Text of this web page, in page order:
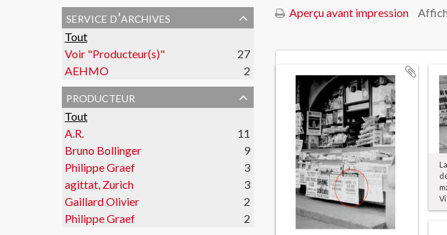
service d'archives
Tout
Voir "Producteur(s)"
27
AEHMO
2
producteur
Tout
A.R.
11
Bruno Bollinger
9
Philippe Graef
3
agittat, Zurich
3
Gaillard Olivier
2
Philippe Graef
2
Aperçu avant impression